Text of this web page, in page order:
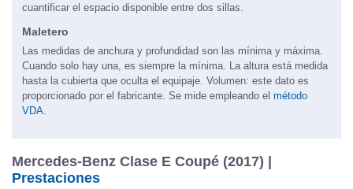
cuantificar el espacio disponible entre dos sillas.
Maletero
Las medidas de anchura y profundidad son las mínima y máxima.
Cuando solo hay una, es siempre la mínima. La altura está medida
hasta la cubierta que oculta el equipaje. Volumen: este dato es
proporcionado por el fabricante. Se mide empleando el método
VDA.
Mercedes-Benz Clase E Coupé (2017) |
Prestaciones